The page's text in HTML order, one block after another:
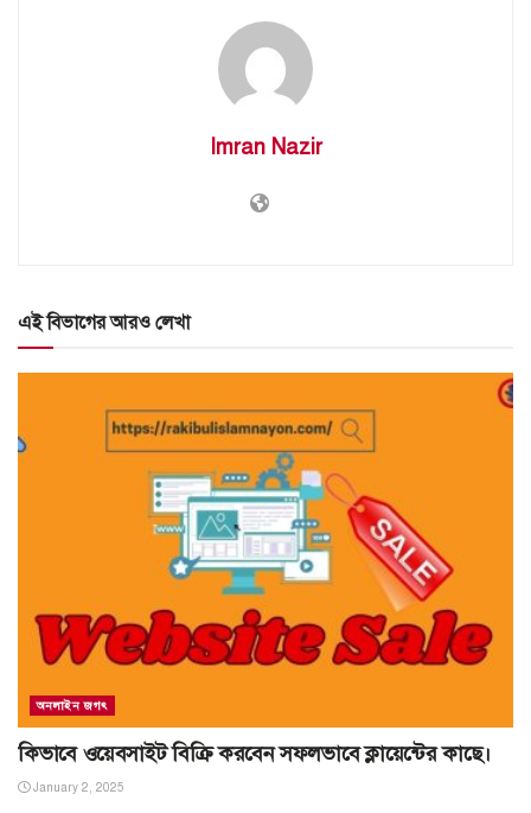
Imran Nazir
এই বিভাগের আরও লেখা
অনলাইন জগৎ
কিভাবে ওয়েবসাইট বিক্রি করবেন সফলভাবে ক্লায়েন্টের কাছে।
January 2, 2025